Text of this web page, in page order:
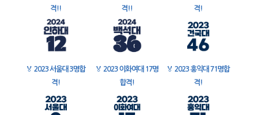
격!!
격!!
격!
🏅 2023 서울대 3명합
격!
🏅 2023 이화여대 17명
합격!
🏅 2023 홍익대 71명합
격!